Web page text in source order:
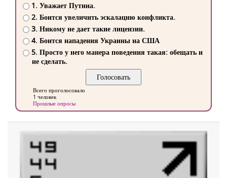
1. Уважает Путина.
2. Боится увеличить эскалацию конфликта.
3. Никому не дает такие лицензии.
4. Боится нападения Украины на США
5. Просто у него манера поведения такая: обещать и
не сделать.
Всего проголосовало
1 человек
Прошлые опросы